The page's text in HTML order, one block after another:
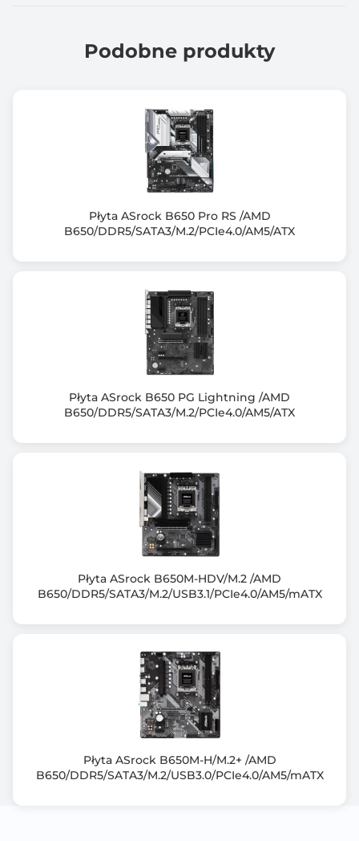
Dual Channel
DDR5-6600 (OC)
DDR5-6800 (OC)
DDR5-8800 (OC)
Support for non-ECC Un-buffered DIMM
1Rx8/2Rx8/1Rx16 memory modules
Support for AMD EXtended Profiles for Overclocking
Extreme Memory Profile (XMP) memory modules
Zintegrowany kontroler SATA
1 x M.2 connector (M2A_CPU), integrated in the CPU,
supporting Socket 3,
M key, type 25110/22110/2580/2280 SSDs:
- AMD Ryzen 9000/7000 Series Processors support
- AMD Ryzen 8000 Series-Phoenix 1 Processors
support PCIe 4.0 x4/x2 SSDs
Podobne produkty
Płyta ASrock B650 Pro RS /AMD
B650/DDR5/SATA3/M.2/PCIe4.0/AM5/ATX
Płyta ASrock B650 PG Lightning /AMD
B650/DDR5/SATA3/M.2/PCIe4.0/AM5/ATX
Płyta ASrock B650M-HDV/M.2 /AMD
B650/DDR5/SATA3/M.2/USB3.1/PCIe4.0/AM5/mATX
Płyta ASrock B650M-H/M.2+ /AMD
B650/DDR5/SATA3/M.2/USB3.0/PCIe4.0/AM5/mATX